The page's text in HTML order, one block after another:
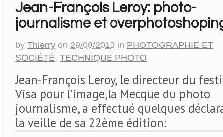
Jean-François Leroy: photo-
journalisme et
by Thierry on 29/08/2010 in PHOTOGRAPHIE ET
SOCIÉTÉ, TECHNIQUE PHOTO
Jean-François Leroy, le directeur du
Visa pour l'image,la Mecque du photo
journalisme, a effectué quelques
la veille de sa 22ème édition: